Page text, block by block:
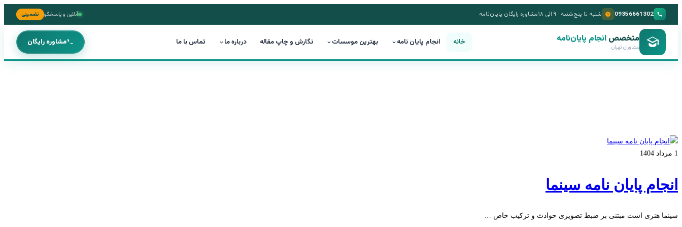
09356661302 شنبه تا پنج‌شنبه · ۹ الی ۱۸ مشاوره رایگان پایان‌نامه آنلاین و پاسخگو تضمینی
متخصص انجام پایان‌نامه
مشاوران تهران خانه انجام پایان نامه بهترین موسسات نگارش و چاپ مقاله درباره ما تماس با ما مشاوره رایگان
1 مرداد 1404
انجام پایان نامه سینما
سینما هنری است مبتنی بر ضبط تصویری حوادث و ترکیب خاص …